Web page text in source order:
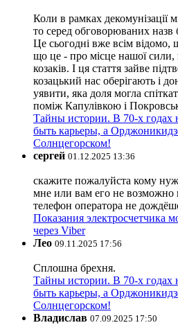
Коли в рамках декомунізації
то серед обговорюваних назв
Це сьогодні вже всім
що це - про місце нашої сили,
козаків. І ця стаття зайве
козацький нас оберігають і
уявити, яка доля могла
поміж Капулівкою і
Тайны истории. В 70-х годах
быть карьеры, а
Солнцегорском!
сергей 01.12.2025 13:36
скажите пожалуйста кому
мне или вам его не возможно
телефон оператора не
Показания электросчетчика
через Viber
Лео 09.11.2025 17:56
Сплошна брехня.
Тайны истории. В 70-х годах
быть карьеры, а
Солнцегорском!
Владислав 07.09.2025 17:50